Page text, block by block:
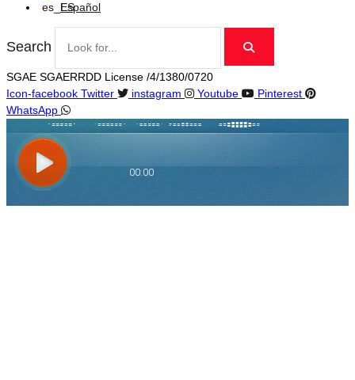
Español
Search
SGAE SGAERRDD License /4/1380/0720
Icon-facebook Twitter instagram Youtube
Pinterest
WhatsApp